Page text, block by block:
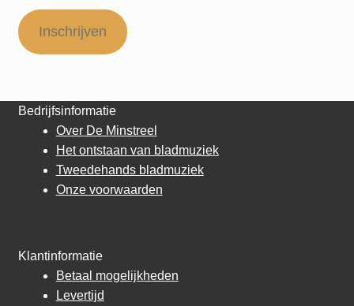
Inschrijven
Bedrijfsinformatie
Over De Minstreel
Het ontstaan van bladmuziek
Tweedehands bladmuziek
Onze voorwaarden
Klantinformatie
Betaal mogelijkheden
Levertijd